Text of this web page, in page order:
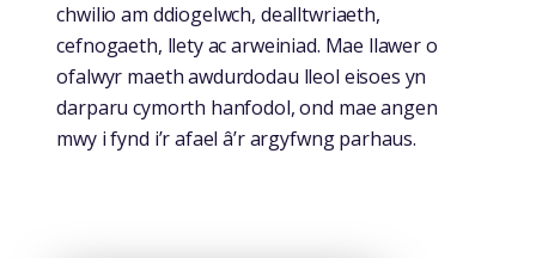
chwilio am ddiogelwch, dealltwriaeth,
cefnogaeth, llety ac arweiniad. Mae llawer o
ofalwyr maeth awdurdodau lleol eisoes yn
darparu cymorth hanfodol, ond mae angen
mwy i fynd i’r afael â’r argyfwng parhaus.